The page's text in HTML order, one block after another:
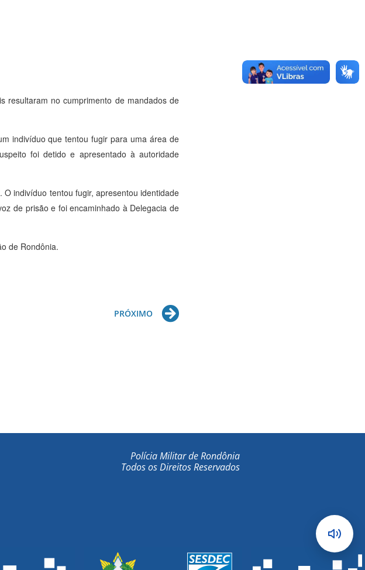
resultaram no cumprimento de mandados de
indivíduo que tentou fugir para uma área de
foi detido e apresentado à autoridade
indivíduo tentou fugir, apresentou identidade
de prisão e foi encaminhado à Delegacia de
de Rondônia.
PRÓXIMO Next
Polícia Militar de Rondônia
Todos os Direitos Reservados